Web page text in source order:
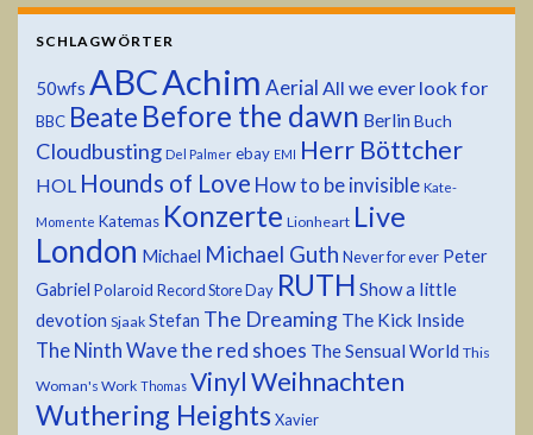
SCHLAGWÖRTER
50wfs ABCAchim Aerial All we ever look for
BBC Beate Before the dawn Berlin Buch
Cloudbusting Del Palmer ebay EMI Herr Böttcher
HOL Hounds of Love How to be invisible Kate-
Momente Katemas Konzerte Lionheart Live
London Michael Michael Guth Never for ever Peter
Gabriel Polaroid Record Store Day RUTH Show a little
devotion Sjaak Stefan The Dreaming The Kick Inside
The Ninth Wavethe red shoes The Sensual World This
Woman's Work Thomas VinylWeihnachten
Wuthering Heights Xavier